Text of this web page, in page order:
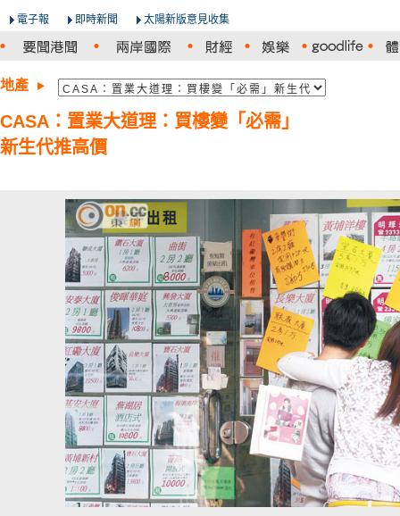
電子報 即時新聞 太陽新版意見收集
地產
CASA：置業大道理：買樓變「必需」
新生代推高價